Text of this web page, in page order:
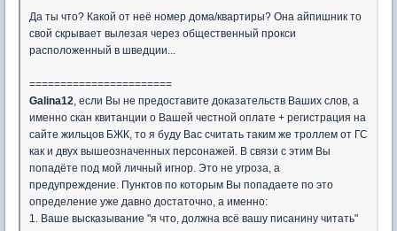
Да ты что? Какой от неё номер дома/квартиры? Она айпишник то
свой скрывает вылезая через общественный прокси
расположенный в шведции...
=======================
Galina12, если Вы не предоставите доказательств Ваших слов, а
именно скан квитанции о Вашей честной оплате + регистрация на
сайте жильцов БЖК, то я буду Вас считать таким же троллем от ГС
как и двух вышеозначенных персонажей. В связи с этим Вы
попадёте под мой личный игнор. Это не угроза, а
предупреждение. Пунктов по которым Вы попадаете по это
определение уже давно достаточно, а именно:
1. Ваше высказывание "я что, должна всё вашу писанину читать"